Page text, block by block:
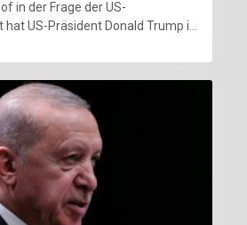
in der Frage der US-
US-Präsident Donald Trump in
Vorstoß unternommen. Er
ein Dekret, mit dem der
verhindert werden soll.
kommen unzählige
als Touristinnen "getarnt" bewusst
USA, damit ihr Kind die US-
erhält. Dies werde nun nicht mehr